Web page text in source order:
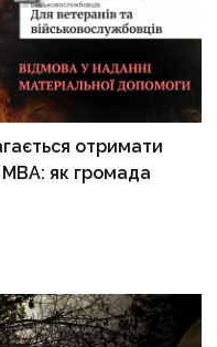
отримати
МВА: як громада